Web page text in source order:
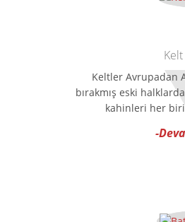
Keltler Avrupadan
bırakmış eski
kahinleri her
-